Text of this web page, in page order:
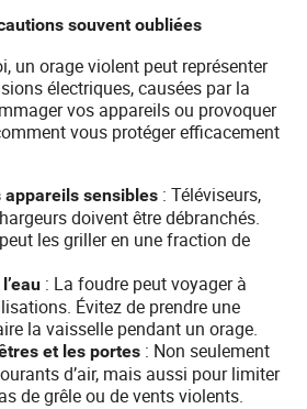
souvent oubliées
un orage violent peut représenter
électriques, causées par la
vos appareils ou provoquer
vous protéger efficacement
appareils sensibles : Téléviseurs,
doivent être débranchés.
les griller en une fraction de
: La foudre peut voyager à
Évitez de prendre une
la vaisselle pendant un orage.
et les portes : Non seulement
d’air, mais aussi pour limiter
de grêle ou de vents violents.